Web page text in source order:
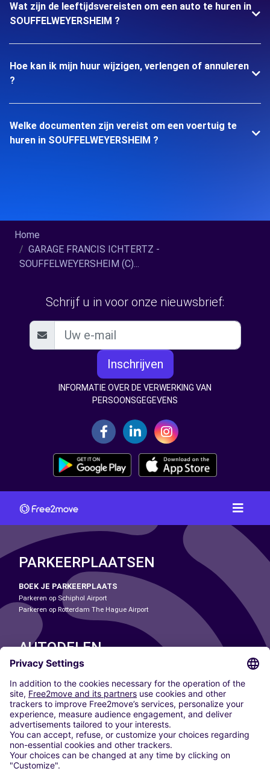
Wat zijn de leeftijdsvereisten om een auto te huren in
SOUFFELWEYERSHEIM ?
Hoe kan ik mijn huur wijzigen, verlengen of annuleren
?
Welke documenten zijn vereist om een voertuig te
huren in SOUFFELWEYERSHEIM ?
Home
GARAGE FRANCIS ICHTERTZ -
SOUFFELWEYERSHEIM (C)...
Schrijf u in voor onze nieuwsbrief:
Inschrijven
INFORMATIE OVER DE VERWERKING VAN
PERSOONSGEGEVENS
PARKEERPLAATSEN
BOEK JE PARKEERPLAATS
Parkeren op Schiphol Airport
Parkeren op Rotterdam The Hague Airport
AUTODELEN
ONZE STEDEN
Paris
Madrid
Washington DC
Milaan
Rome
Turijn
Wenen
Berlijn